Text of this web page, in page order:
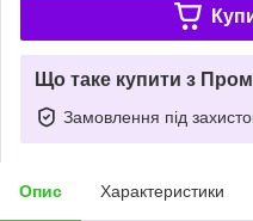
Що таке купити з
Замовлення під
Опис Характеристики